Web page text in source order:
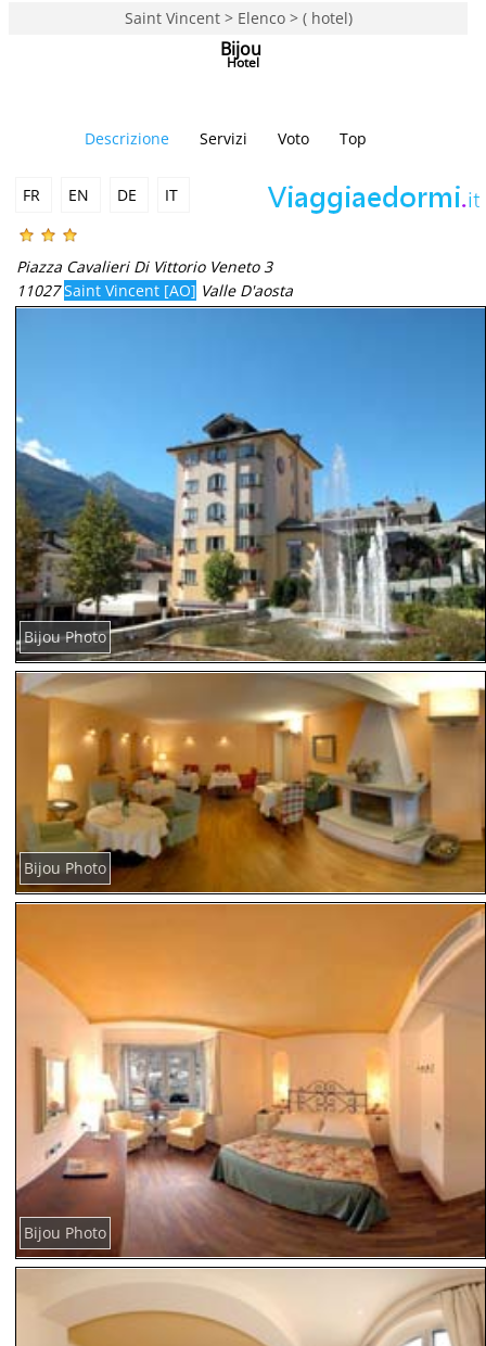
Saint Vincent > Elenco > ( hotel)
Bijou
Hotel
Descrizione Servizi Voto Top
FR EN DE IT
Piazza Cavalieri Di Vittorio Veneto 3
11027Saint Vincent [AO] Valle D'aosta
Bijou Photo
Bijou Photo
Bijou Photo